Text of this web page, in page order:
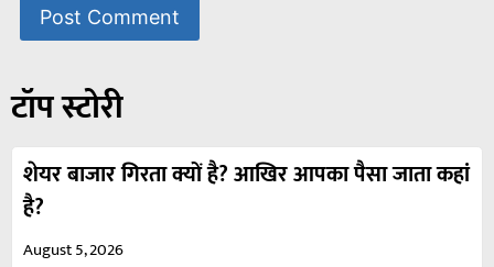
टॉप स्टोरी
शेयर बाजार गिरता क्यों है? आखिर आपका पैसा जाता कहां
है?
August 5, 2026